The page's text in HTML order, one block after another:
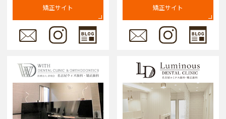
矯正サイト 矯正サイト